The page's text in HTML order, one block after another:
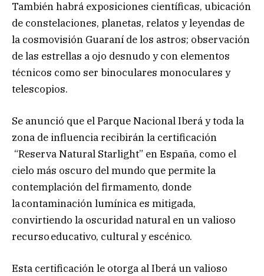
También habrá exposiciones científicas, ubicación
de constelaciones, planetas, relatos y leyendas de
la cosmovisión Guaraní de los astros; observación
de las estrellas a ojo desnudo y con elementos
técnicos como ser binoculares monoculares y
telescopios.
Se anunció que el Parque Nacional Iberá y toda la
zona de influencia recibirán la certificación
“Reserva Natural Starlight” en España, como el
cielo más oscuro del mundo que permite la
contemplación del firmamento, donde
la contaminación lumínica es mitigada,
convirtiendo la oscuridad natural en un valioso
recurso educativo, cultural y escénico.
Esta certificación le otorga al Iberá un valioso